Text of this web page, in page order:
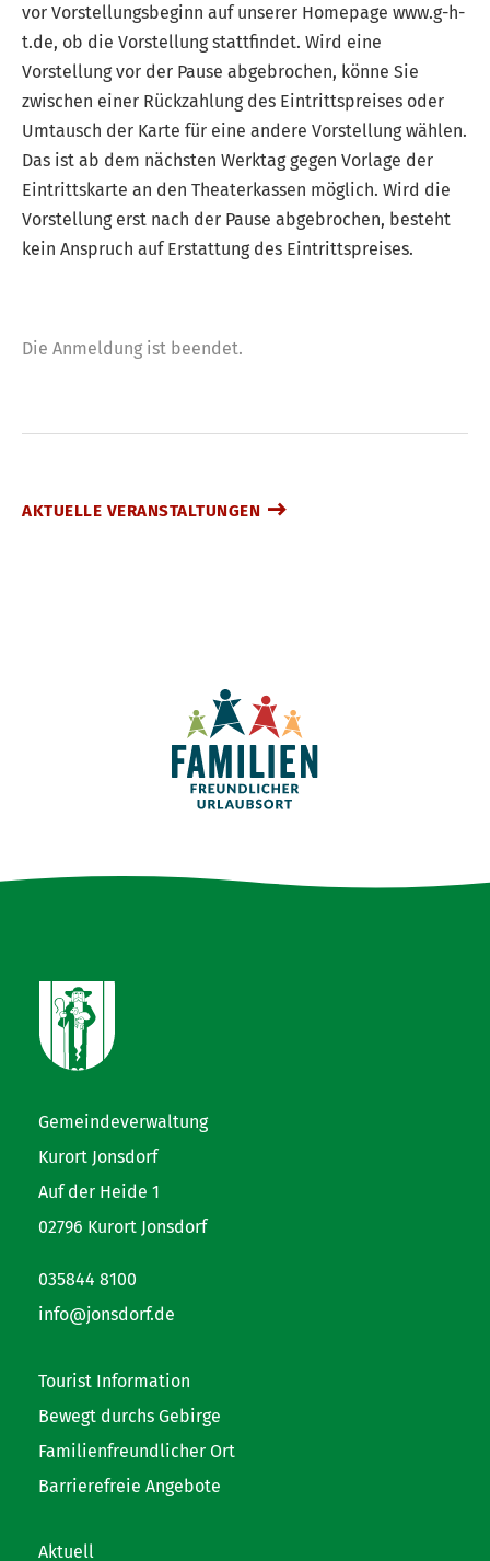
vor Vorstellungsbeginn auf unserer Homepage www.g-h-
t.de, ob die Vorstellung stattfindet. Wird eine
Vorstellung vor der Pause abgebrochen, könne Sie
zwischen einer Rückzahlung des Eintrittspreises oder
Umtausch der Karte für eine andere Vorstellung wählen.
Das ist ab dem nächsten Werktag gegen Vorlage der
Eintrittskarte an den Theaterkassen möglich. Wird die
Vorstellung erst nach der Pause abgebrochen, besteht
kein Anspruch auf Erstattung des Eintrittspreises.
Die Anmeldung ist beendet.
AKTUELLE VERANSTALTUNGEN
Gemeindeverwaltung
Kurort Jonsdorf
Auf der Heide 1
02796 Kurort Jonsdorf
035844 8100
info@jonsdorf.de
Tourist Information
Bewegt durchs Gebirge
Familienfreundlicher Ort
Barrierefreie Angebote
Aktuell